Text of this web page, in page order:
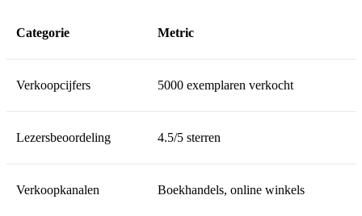
Categorie Metric
Verkoopcijfers 5000 exemplaren verkocht
Lezersbeoordeling 4.5/5 sterren
Verkoopkanalen Boekhandels, online winkels